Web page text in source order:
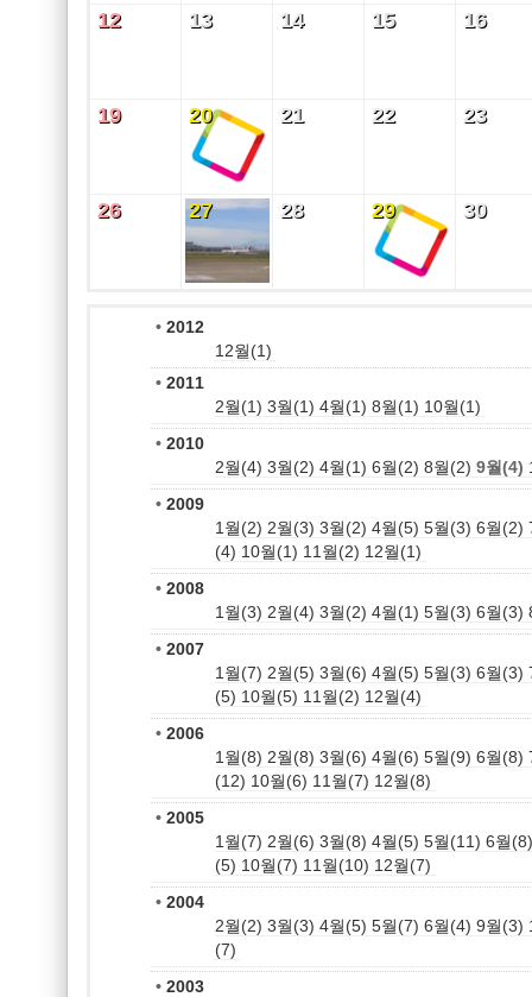
12
12 13
13 14
14 15
15 16
16
19
19 20
20 21
21 22
22 23
23
26
26 27
27 28
28 29
29 30
30
• 2012
12월(1)
• 2011
2월(1) 3월(1) 4월(1) 8월(1) 10월(1)
• 2010
2월(4) 3월(2) 4월(1) 6월(2) 8월(2) 9월(4)
• 2009
1월(2) 2월(3) 3월(2) 4월(5) 5월(3) 6월(2)
(4) 10월(1) 11월(2) 12월(1)
• 2008
1월(3) 2월(4) 3월(2) 4월(1) 5월(3) 6월(3)
• 2007
1월(7) 2월(5) 3월(6) 4월(5) 5월(3) 6월(3)
(5) 10월(5) 11월(2) 12월(4)
• 2006
1월(8) 2월(8) 3월(6) 4월(6) 5월(9) 6월(8)
(12) 10월(6) 11월(7) 12월(8)
• 2005
1월(7) 2월(6) 3월(8) 4월(5) 5월(11) 6월(8)
(5) 10월(7) 11월(10) 12월(7)
• 2004
2월(2) 3월(3) 4월(5) 5월(7) 6월(4) 9월(3)
(7)
• 2003